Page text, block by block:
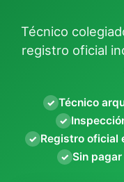
Técnico
registro oficial
✓ Técnico
✓
✓ Registro oficial
✓ Sin